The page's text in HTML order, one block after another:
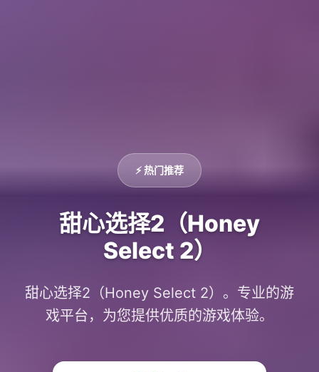
⚡ 热门推荐
甜心选择2（Honey
Select 2）
甜心选择2（Honey Select 2）。专业的游
戏平台，为您提供优质的游戏体验。